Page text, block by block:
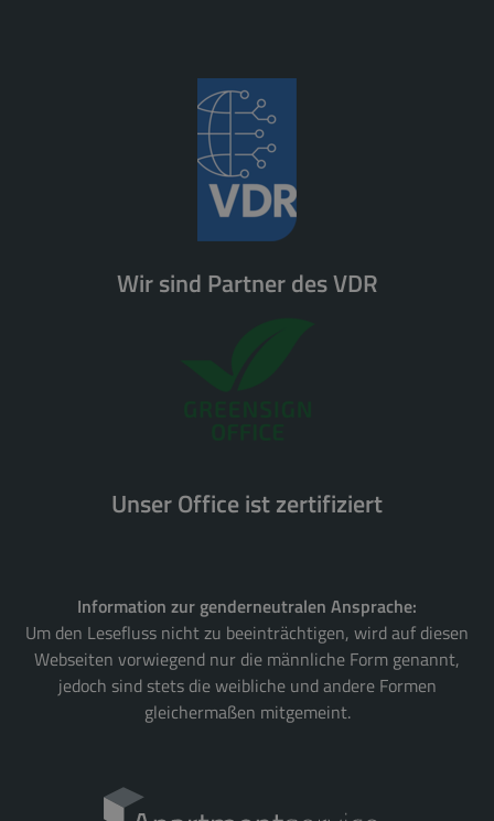
Wir sind Partner des VDR
Unser Office ist zertifiziert
Information zur genderneutralen Ansprache:
Um den Lesefluss nicht zu beeinträchtigen, wird auf diesen
Webseiten vorwiegend nur die männliche Form genannt,
jedoch sind stets die weibliche und andere Formen
gleichermaßen mitgemeint.